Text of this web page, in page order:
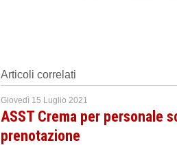
Articoli correlati
Giovedì 15 Luglio 2021
ASST Crema per personale
prenotazione